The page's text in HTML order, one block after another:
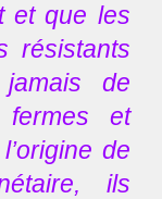
et que les
résistants
de
et
de
ils